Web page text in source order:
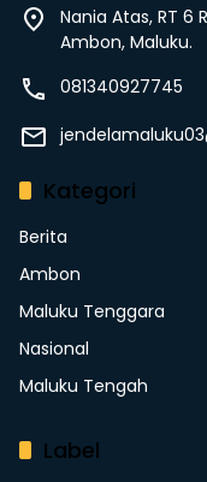
Nania Atas, RT 6
Ambon, Maluku.
081340927745
Kategori
Berita
Ambon
Maluku Tenggara
Nasional
Maluku Tengah
Label